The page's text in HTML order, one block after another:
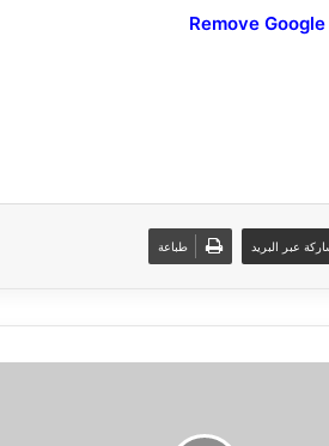
عبر البريد طباعة